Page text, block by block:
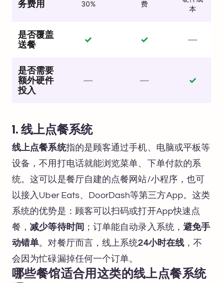
务费用
30%
费
本
是否覆盖
送餐
✓ ✓ —
是否需要
额外硬件
投入
— — ✓
1. 线上点餐系统
线上点餐系统指的是顾客通过手机、电脑或平板等
设备，不用打电话就能浏览菜单、下单付款的系
统。这可以是餐厅自建的点餐网站/小程序，也可
以接入Uber Eats、DoorDash等第三方App。这类
系统的优势是：顾客可以扫码或打开App快速点
餐，减少等待时间 ；订单能自动录入系统， 避免手
动错单。对餐厅而言，线上系统24小时在线 ，不
会因为忙碌漏掉任何一个订单。
哪些餐馆适合用这类的线上点餐系统